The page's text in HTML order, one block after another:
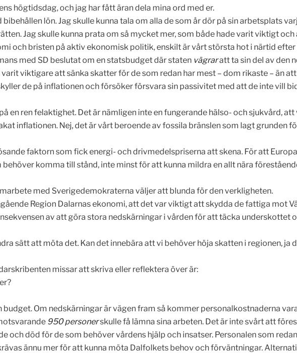
högtidsdag, och jag har fått äran dela mina ord med er.
lön. Jag skulle kunna tala om alla de som år dör på sin arbetsplats
Jag skulle kunna prata om så mycket mer, som både hade varit viktigt
och bristen på aktiv ekonomisk politik, enskilt är vårt största hot i närtid
med SD beslutat om en statsbudget där staten vägraratt ta sin del av den
viktigare att sänka skatter för de som redan har mest – dom rikaste – än
de på inflationen och försöker försvara sin passivitet med att de inte vill
en ren felaktighet. Det är nämligen inte en fungerande hälso- och sjukvård,
inflationen. Nej, det är vårt beroende av fossila bränslen som lagt grunden
faktorn som fick energi- och drivmedelspriserna att skena. För att
komma till stånd, inte minst för att kunna mildra en allt nära
med Sverigedemokraterna väljer att blunda för den verkligheten.
Region Dalarnas ekonomi, att det var viktigt att skydda de fattiga mot
av att göra stora nedskärningar i vården för att täcka underskottet
sätt att möta det. Kan det innebära att vi behöver höja skatten i regionen, ja
missar att skriva eller reflektera över är:
Om nedskärningar är vägen fram så kommer personalkostnaderna
950 personerskulle få lämna sina arbeten. Det är inte svårt att
och död för de som behöver vårdens hjälp och insatser. Personalen som
ännu mer för att kunna möta Dalfolkets behov och förväntningar.